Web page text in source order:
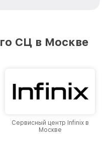
Philips в городе
СЦ в Москве
Сервисный центр Infinix в
Москве